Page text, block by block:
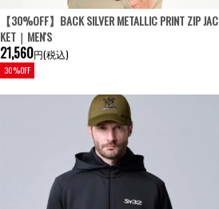
【30%OFF】BACK SILVER METALLIC PRINT ZIP JAC
KET｜MEN'S
21,560円(税込)
30%OFF